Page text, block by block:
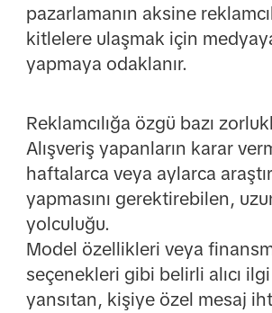
pazarlamanın aksine
kitlelere ulaşmak için
yapmaya odaklanır.
Reklamcılığa özgü bazı
Alışveriş yapanların karar
haftalarca veya aylarca
yapmasını gerektirebilen,
yolculuğu.
Model özellikleri veya
seçenekleri gibi belirli alıcı ilgi
yansıtan, kişiye özel mesaj